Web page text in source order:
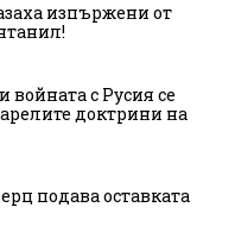
изпържени от
с Русия се
доктрини на
подава оставката